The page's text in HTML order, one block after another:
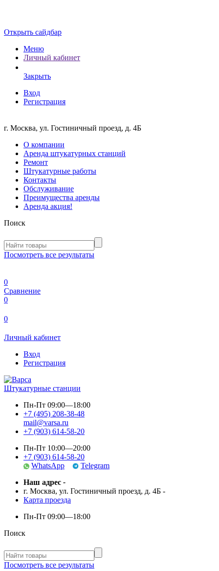
Открыть сайдбар
Меню
Личный кабинет
Закрыть
Вход
Регистрация
г. Москва, ул. Гостиничный проезд, д. 4Б
О компании
Аренда штукатурных станций
Ремонт
Штукатурные работы
Контакты
Обслуживание
Преимущества аренды
Аренда акция!
Поиск
Посмотреть все результаты
0
Сравнение
0
0
Личный кабинет
Вход
Регистрация
Штукатурные станции
Пн-Пт 09:00—18:00
+7 (495) 208-38-48
mail@varsa.ru
+7 (903) 614-58-20
Пн-Пт 10:00—20:00
+7 (903) 614-58-20
WhatsApp
Telegram
Наш адрес -
г. Москва, ул. Гостиничный проезд, д. 4Б -
Карта проезда
Пн-Пт 09:00—18:00
Поиск
Посмотреть все результаты